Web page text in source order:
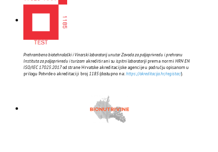
Prehrambeno biotehnološki i Vinarski laboratorij unutar Zavoda za poljoprivredu i prehranu
Instituta za poljoprivredu i turizam akreditirani su ispitni laboratorijiprema normi HRN EN
ISO/IEC 17025:2017od strane Hrvatske akreditacijske agencije u području opisanom u
prilogu Potvrde o akreditaciji broj 1185(dostupno na:https://akreditacija.hr/registar/).